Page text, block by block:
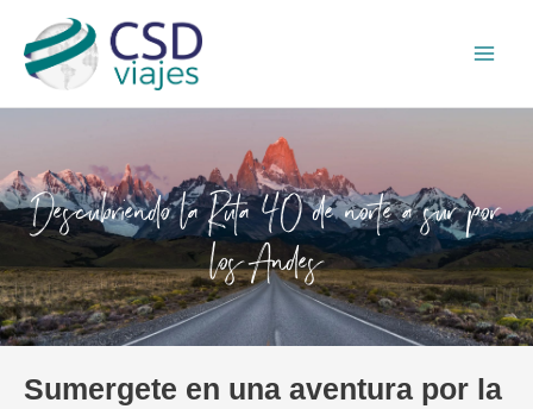
contenido
Descubriendo la Ruta 40 de norte a sur por
los Andes
Sumergete en una aventura por la